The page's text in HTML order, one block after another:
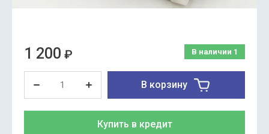
В наличии 1
1 200 ₽
В корзину
Купить в кредит